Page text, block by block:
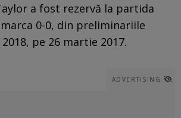
a fost rezervă la partida
0-0, din preliminariile
pe 26 martie 2017.
ADVERTISING